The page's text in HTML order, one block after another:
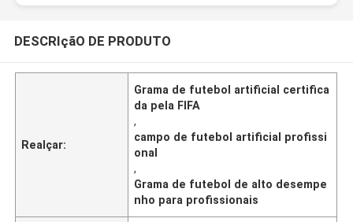
DESCRIçãO DE PRODUTO
Realçar:
Grama de futebol artificial certifica
da pela FIFA
,
campo de futebol artificial profissi
onal
,
Grama de futebol de alto desempe
nho para profissionais